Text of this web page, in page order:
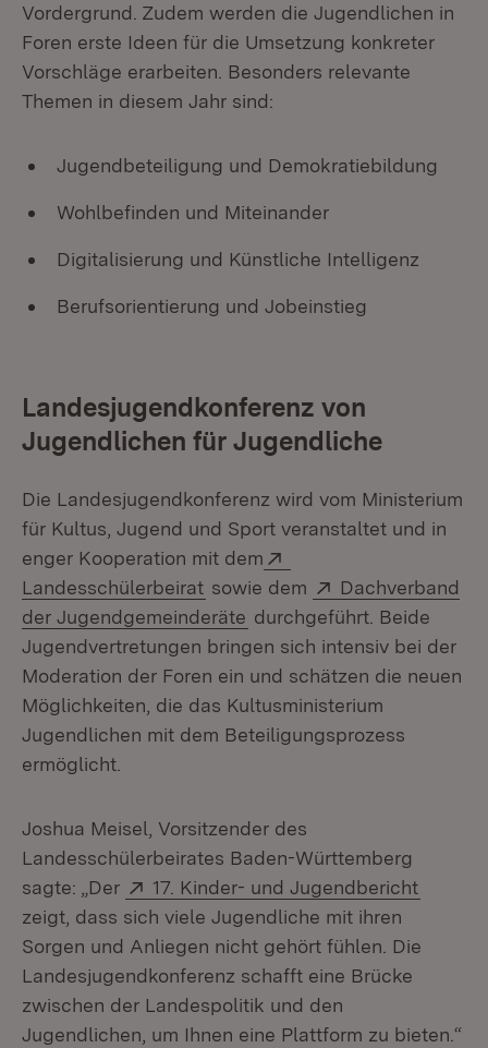
Vordergrund. Zudem werden die Jugendlichen in
Foren erste Ideen für die Umsetzung konkreter
Vorschläge erarbeiten. Besonders relevante
Themen in diesem Jahr sind:
Jugendbeteiligung und Demokratiebildung
Wohlbefinden und Miteinander
Digitalisierung und Künstliche Intelligenz
Berufsorientierung und Jobeinstieg
Landesjugendkonferenz von
Jugendlichen für Jugendliche
Die Landesjugendkonferenz wird vom Ministerium
für Kultus, Jugend und Sport veranstaltet und in
enger Kooperation mit dem
Landesschülerbeirat (Öffnet in neuem Fenster)
sowie dem Extern:
Dachverband
der Jugendgemeinderäte (Öffnet in neuem Fenster)
durchgeführt. Beide
Jugendvertretungen bringen sich intensiv bei der
Moderation der Foren ein und schätzen die neuen
Möglichkeiten, die das Kultusministerium
Jugendlichen mit dem Beteiligungsprozess
ermöglicht.
Joshua Meisel, Vorsitzender des
Landesschülerbeirates Baden-Württemberg
sagte: „Der
Extern:
17. Kinder- und Jugendbericht
zeigt, dass sich viele Jugendliche mit ihren
Sorgen und Anliegen nicht gehört fühlen. Die
Landesjugendkonferenz schafft eine Brücke
zwischen der Landespolitik und den
Jugendlichen, um Ihnen eine Plattform zu bieten.“